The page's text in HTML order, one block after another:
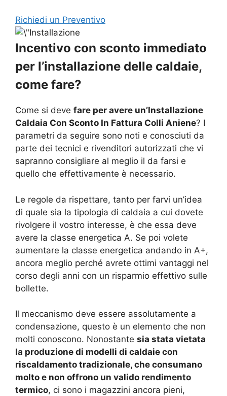
Richiedi un Preventivo
Incentivo con sconto immediato
per l’installazione delle caldaie,
come fare?
Come si deve fare per avere un’Installazione
Caldaia Con Sconto In Fattura Colli Aniene? I
parametri da seguire sono noti e conosciuti da
parte dei tecnici e rivenditori autorizzati che vi
sapranno consigliare al meglio il da farsi e
quello che effettivamente è necessario.
Le regole da rispettare, tanto per farvi un’idea
di quale sia la tipologia di caldaia a cui dovete
rivolgere il vostro interesse, è che essa deve
avere la classe energetica A. Se poi volete
aumentare la classe energetica andando in A+,
ancora meglio perché avrete ottimi vantaggi nel
corso degli anni con un risparmio effettivo sulle
bollette.
Il meccanismo deve essere assolutamente a
condensazione, questo è un elemento che non
molti conoscono. Nonostante sia stata vietata
la produzione di modelli di caldaie con
riscaldamento tradizionale, che consumano
molto e non offrono un valido rendimento
termico, ci sono i magazzini ancora pieni,